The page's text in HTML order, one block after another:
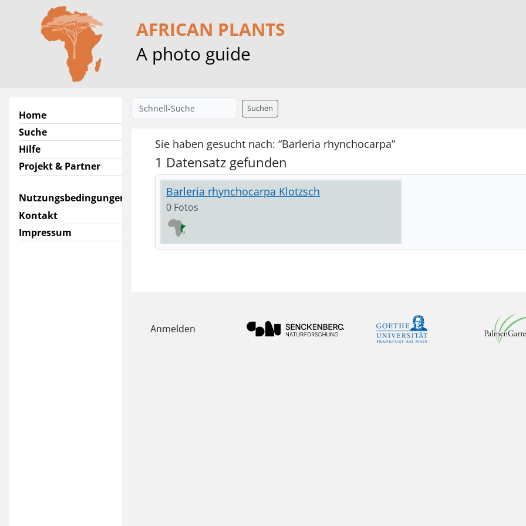
AFRICAN PLANTS
A photo guide
Home
Suche
Hilfe
Projekt & Partner
Nutzungsbedingungen
Kontakt
Impressum
Suchen
Sie haben gesucht nach: “Barleria rhynchocarpa”
1 Datensatz gefunden
Barleria rhynchocarpa Klotzsch
0 Fotos
Anmelden